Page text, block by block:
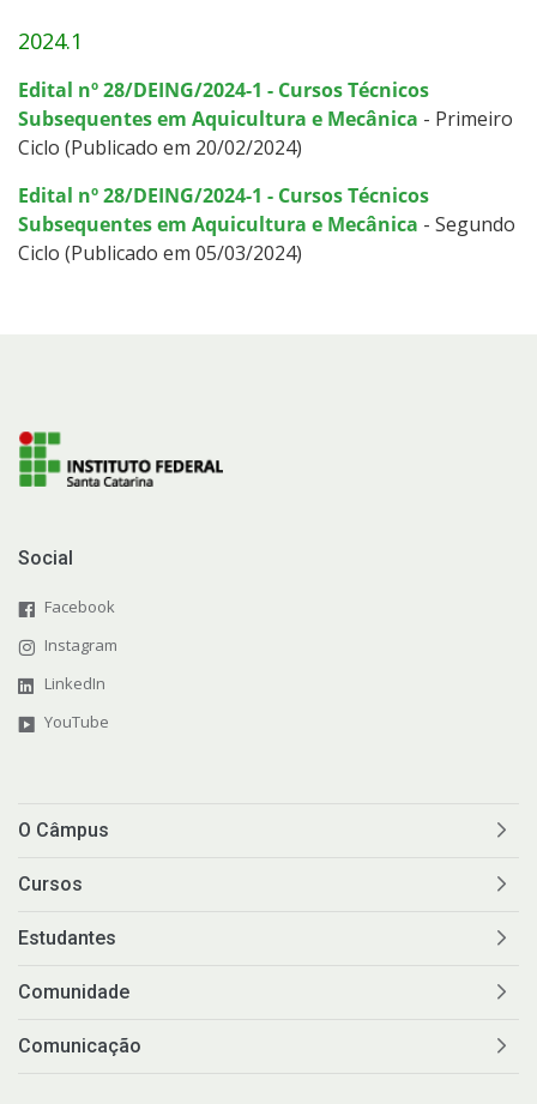
2024.1
Edital nº 28/DEING/2024-1 - Cursos Técnicos
Subsequentes em Aquicultura e Mecânica - Primeiro
Ciclo (Publicado em 20/02/2024)
Edital nº 28/DEING/2024-1 - Cursos Técnicos
Subsequentes em Aquicultura e Mecânica - Segundo
Ciclo (Publicado em 05/03/2024)
Social
Facebook
Instagram
LinkedIn
YouTube
O Câmpus
Cursos
Estudantes
Comunidade
Comunicação